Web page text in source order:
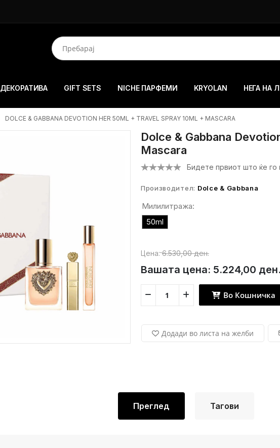
ДЕКОРАТИВА GIFT SETS NICHE ПАРФЕМИ KRYOLAN НЕГА НА
DOLCE & GABBANA DEVOTION HER 50ML + TRAVEL SPRAY 10ML + MASCARA
Dolce & Gabbana
Mascara
Бидете првиот што ќе го
Производител: Dolce & Gabbana
Милилитража:
50ml
Цена: 6.530,00 ден.
Вашата цена: 5.224,00 ден.
Во Кошничка
Додади во листа на желби
Преглед Тагови